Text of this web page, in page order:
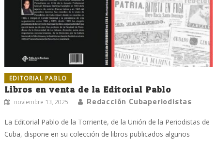
EDITORIAL PABLO
Libros en venta de la Editorial Pablo
noviembre 13, 2025 Redacción Cubaperiodistas
La Editorial Pablo de la Torriente, de la Unión de la Periodistas de
Cuba, dispone en su colección de libros publicados algunos